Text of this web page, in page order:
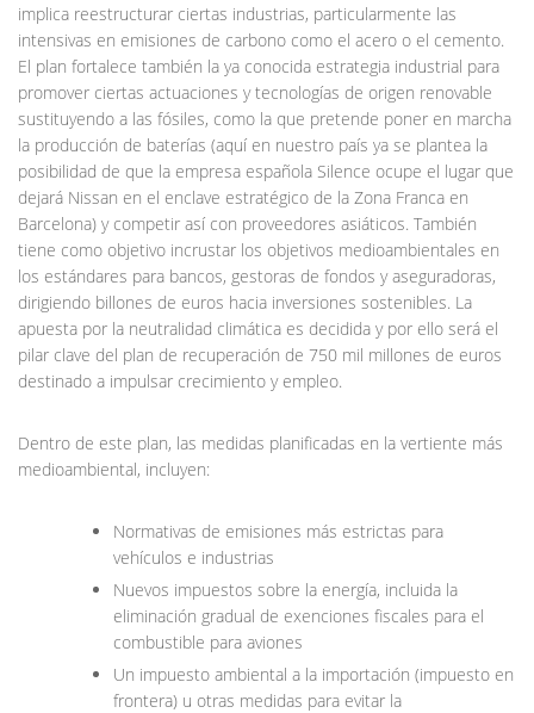
implica reestructurar ciertas industrias, particularmente las
intensivas en emisiones de carbono como el acero o el cemento.
El plan fortalece también la ya conocida estrategia industrial para
promover ciertas actuaciones y tecnologías de origen renovable
sustituyendo a las fósiles, como la que pretende poner en marcha
la producción de baterías (aquí en nuestro país ya se plantea la
posibilidad de que la empresa española Silence ocupe el lugar que
dejará Nissan en el enclave estratégico de la Zona Franca en
Barcelona) y competir así con proveedores asiáticos. También
tiene como objetivo incrustar los objetivos medioambientales en
los estándares para bancos, gestoras de fondos y aseguradoras,
dirigiendo billones de euros hacia inversiones sostenibles. La
apuesta por la neutralidad climática es decidida y por ello será el
pilar clave del plan de recuperación de 750 mil millones de euros
destinado a impulsar crecimiento y empleo.
Dentro de este plan, las medidas planificadas en la vertiente más
medioambiental, incluyen:
Normativas de emisiones más estrictas para
vehículos e industrias
Nuevos impuestos sobre la energía, incluida la
eliminación gradual de exenciones fiscales para el
combustible para aviones
Un impuesto ambiental a la importación (impuesto en
frontera) u otras medidas para evitar la